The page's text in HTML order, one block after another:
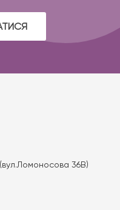
(вул.Ломоносова 36В)